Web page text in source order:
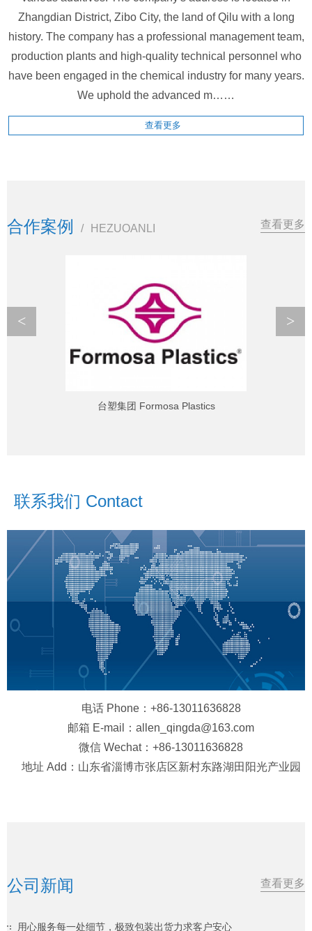
Zhangdian District, Zibo City, the land of Qilu with a long
history. The company has a professional management team,
production plants and high-quality technical personnel who
have been engaged in the chemical industry for many years.
We uphold the advanced m……
查看更多
合作案例 / HEZUOANLI 查看更多
台塑集团 Formosa Plastics
< >
联系我们 Contact
电话 Phone：+86-13011636828
邮箱 E-mail：allen_qingda@163.com
微信 Wechat：+86-13011636828
地址 Add：山东省淄博市张店区新村东路湖田阳光产业园
公司新闻 查看更多
用心服务每一处细节，极致包装出货力求客户安心